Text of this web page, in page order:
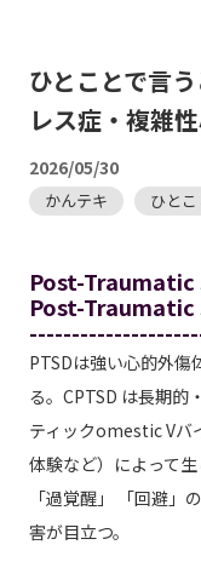
ひとことで言
レス症・複雑
2026/05/30
かんテキ ひと
Post-
Post-
PTSDは強い心的外傷
る。CPTSD は長期的
ティックomestic Vバ
体験など）によって
「過覚醒」 「回避」
害が目立つ。